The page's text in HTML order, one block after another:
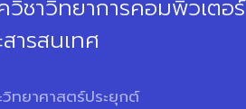
วิชาวิทยาการคอมพิวเตอร์
สารสนเทศ
ทยาศาสตร์ประยุกต์